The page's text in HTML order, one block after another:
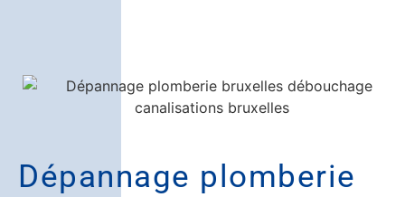
Dépannage plomberie